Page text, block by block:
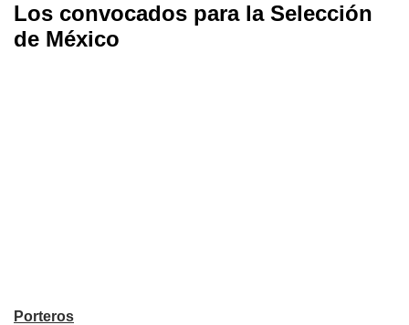
Los convocados para la Selección
de México
Porteros